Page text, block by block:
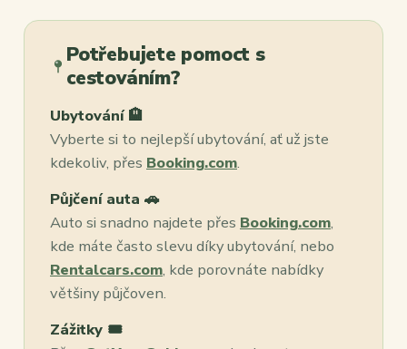
Potřebujete pomoct s
cestováním?
Ubytování 🏨
Vyberte si to nejlepší ubytování, ať už jste
kdekoliv, přes Booking.com.
Půjčení auta 🚗
Auto si snadno najdete přes Booking.com,
kde máte často slevu díky ubytování, nebo
Rentalcars.com, kde porovnáte nabídky
většiny půjčoven.
Zážitky 🎟️